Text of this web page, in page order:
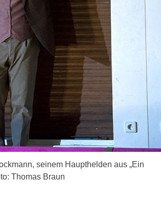
seinem Haupthelden aus „Ein
Thomas Braun